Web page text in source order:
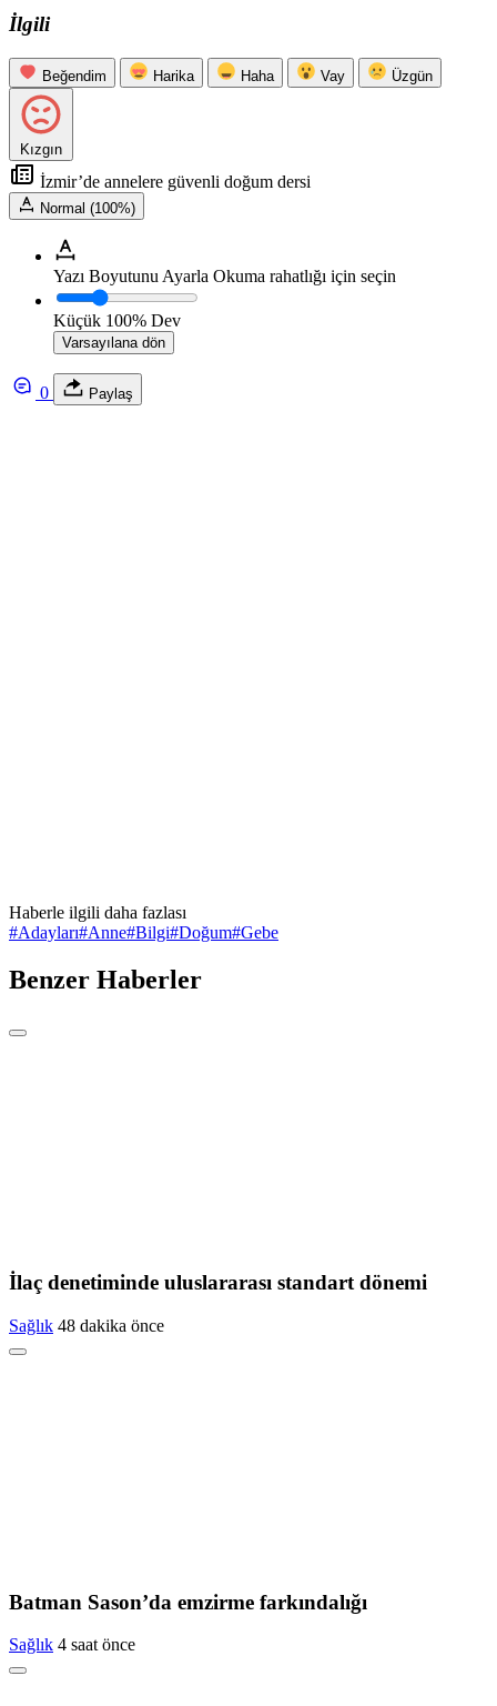
İlgili
Beğendim Harika Haha Vay Üzgün
Kızgın
İzmir’de annelere güvenli doğum dersi
Normal (100%)
Yazı Boyutunu Ayarla Okuma rahatlığı için seçin
Küçük 100% Dev
Varsayılana dön
0 Paylaş
Haberle ilgili daha fazlası
#Adayları#Anne#Bilgi#Doğum#Gebe
Benzer Haberler
İlaç denetiminde uluslararası standart dönemi
Sağlık 48 dakika önce
Batman Sason’da emzirme farkındalığı
Sağlık 4 saat önce